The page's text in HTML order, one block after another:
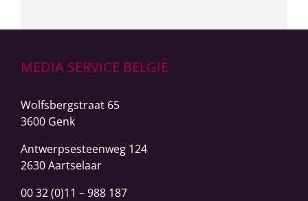
MEDIA SERVICE BELGIË
Wolfsbergstraat 65
3600 Genk
Antwerpsesteenweg 124
2630 Aartselaar
00 32 (0)11 – 988 187